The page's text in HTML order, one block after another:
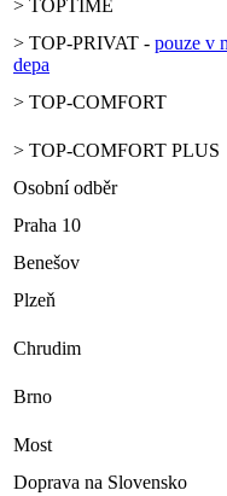
> TOPTIME
> TOP-PRIVAT - pouze v
depa
> TOP-COMFORT
> TOP-COMFORT PLUS
Osobní odběr
Praha 10
Benešov
Plzeň
Chrudim
Brno
Most
Doprava na Slovensko